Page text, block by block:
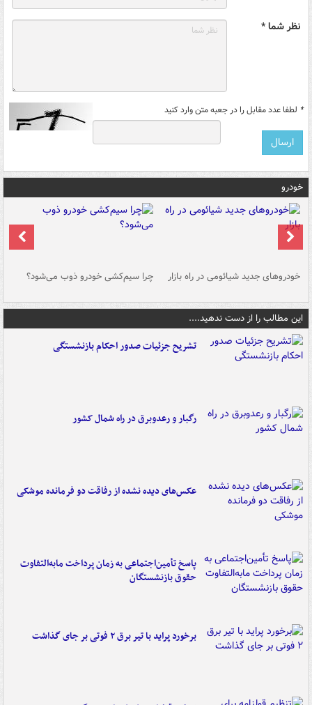
نظر شما *
* لطفا عدد مقابل را در جعبه متن وارد کنید
خودرو
خودروهای جدید شیائومی در راه بازار چرا سیم‌کشی خودرو ذوب می‌شود؟
این مطالب را از دست ندهید....
تشریح جزئیات صدور احکام بازنشستگی
رگبار و رعدوبرق در راه شمال کشور
عکس‌های دیده نشده از رفاقت دو فرمانده‌ موشکی
پاسخ تأمین‌اجتماعی به زمان پرداخت مابه‌التفاوت
حقوق بازنشستگان
برخورد پراید با تیر برق ۲ فوتی بر جای گذاشت